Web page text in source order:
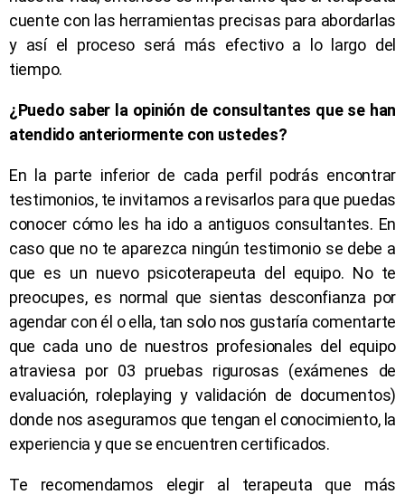
cuente con las herramientas precisas para abordarlas
y así el proceso será más efectivo a lo largo del
tiempo.
¿Puedo saber la opinión de consultantes que se han
atendido anteriormente con ustedes?
En la parte inferior de cada perfil podrás encontrar
testimonios, te invitamos a revisarlos para que puedas
conocer cómo les ha ido a antiguos consultantes. En
caso que no te aparezca ningún testimonio se debe a
que es un nuevo psicoterapeuta del equipo. No te
preocupes, es normal que sientas desconfianza por
agendar con él o ella, tan solo nos gustaría comentarte
que cada uno de nuestros profesionales del equipo
atraviesa por 03 pruebas rigurosas (exámenes de
evaluación, roleplaying y validación de documentos)
donde nos aseguramos que tengan el conocimiento, la
experiencia y que se encuentren certificados.
Te recomendamos elegir al terapeuta que más